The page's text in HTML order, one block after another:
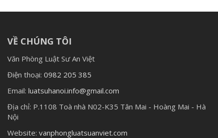
VỀ CHÚNG TÔI
Văn Phòng Luật Sư An Việt
Điện thoại: 0982 205 385
Email: luatsuhanoi.info@gmail.com
Địa chỉ: P.1108 Toà nhà N02-K35 Tân Mai - Hoàng Mai - Hà
Nội
Website: vanphongluatsuanviet.com